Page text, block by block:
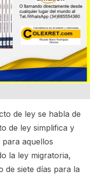
de ley se habla de
de ley simplifica y
aquellos
la ley migratoria,
de siete días para la